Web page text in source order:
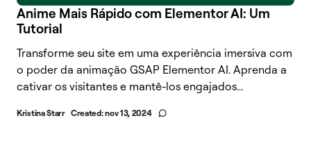
Anime Mais Rápido com Elementor AI: Um
Tutorial
Transforme seu site em uma experiência imersiva com
o poder da animação GSAP Elementor AI. Aprenda a
cativar os visitantes e mantê-los engajados...
Kristina Starr Created:nov 13, 2024